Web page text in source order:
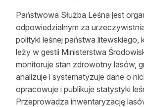
Państwowa Służba Leśna jest
odpowiedzialnym za
polityki leśnej państwa litewskiego,
leży w gestii Ministerstwa
monitoruje stan zdrowotny lasów,
analizuje i systematyzuje dane o
opracowuje i publikuje statystyki
Przeprowadza inwentaryzację